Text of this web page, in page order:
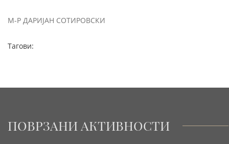
М-Р ДАРИЈАН СОТИРОВСКИ
Тагови:
ПОВРЗАНИ АКТИВНОСТИ